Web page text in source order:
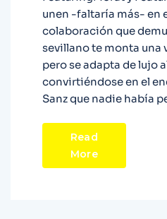
unen -faltaría más- en
colaboración que
sevillano te monta una
pero se adapta de lujo
convirtiéndose en el
Sanz que nadie había
Read
More